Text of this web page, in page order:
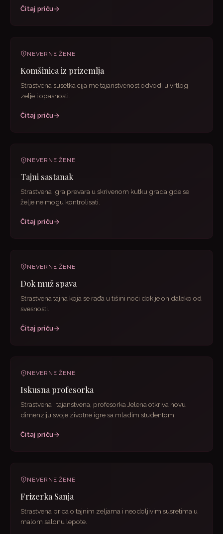
Čitaj priču
NEVERNE ŽENE
Komšinica iz prizemlja
Strastvena susetka cija me tajanstvenost odvodi u vrtlog
zelje i opasnosti.
Čitaj priču
NEVERNE ŽENE
Tajni sastanak
Strastvena igra prevara u skrivenom kutku grada gde se
želje ne mogu kontrolisati.
Čitaj priču
NEVERNE ŽENE
Dok muž spava
Strastvena tajna koja se rađa u tišini noći dok je on daleko od
svesnosti.
Čitaj priču
NEVERNE ŽENE
Iskusna profesorka
Strastvena i tajanstvena, profesorka Jelena otkriva novu
dimenziju svoje zivotne igre sa mladim studentom.
Čitaj priču
NEVERNE ŽENE
Frizerka Sanja
Strastvena prica o tajnim zeljama i neodoljivim susretima u
malom salonu lepote.